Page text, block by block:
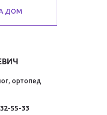
ДОМ
ортопед
55-33